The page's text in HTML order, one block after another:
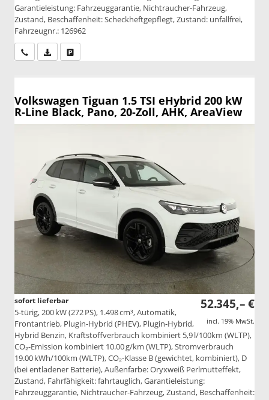
Garantieleistung: Fahrzeuggarantie, Nichtraucher-Fahrzeug,
Zustand, Beschaffenheit: Scheckheftgepflegt, Zustand: unfallfrei,
Fahrzeugnr.: 126962
Wir rufen Sie anPDF-Datei, Fahrzeugexposé drucken
Volkswagen Tiguan 1.5 TSI eHybrid 200 kW
R-Line Black, Pano, 20-Zoll, AHK, AreaView
52.345,– €
incl. 19% MwSt.
sofort lieferbar
5-türig, 200 kW (272 PS), 1.498 cm³, Automatik,
Frontantrieb, Plugin-Hybrid (PHEV), Plugin-Hybrid,
Hybrid Benzin, Kraftstoffverbrauch kombiniert 5,9 l/100km (WLTP),
CO₂-Emission kombiniert 10.00 g/km (WLTP), Stromverbrauch
19.00 kWh/100km (WLTP), CO₂-Klasse B (gewichtet, kombiniert), D
(bei entladener Batterie), Außenfarbe: Oryxweiß Perlmutteffekt,
Zustand, Fahrfähigkeit: fahrtauglich, Garantieleistung:
Fahrzeuggarantie, Nichtraucher-Fahrzeug, Zustand, Beschaffenheit: